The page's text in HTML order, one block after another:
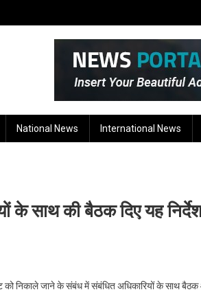
National News International News
के साथ की बैठक दिए यह
को निकाले जाने के संबंध में संबंधित अधिकारियों के साथ